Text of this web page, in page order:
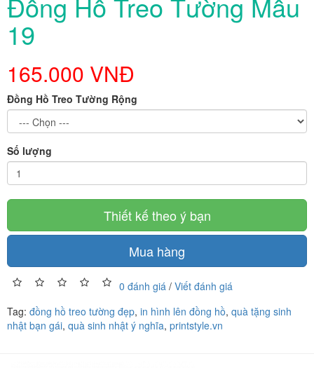
19
165.000 VNĐ
Đồng Hồ Treo Tường Rộng
Số lượng
Thiết kế theo ý bạn
Mua hàng
0 đánh giá / Viết đánh giá
Tag: đồng hồ treo tường đẹp, in hình lên đồng hồ, quà tặng sinh
nhật bạn gái, quà sinh nhật ý nghĩa, printstyle.vn